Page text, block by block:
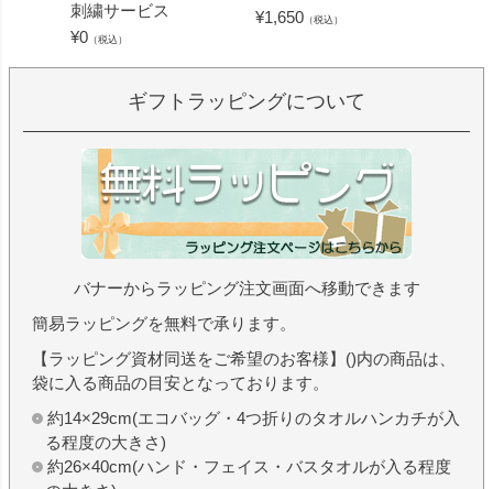
刺繍サービス
¥0 （税込）
¥1,650 （税込）
ギフトラッピングについて
バナーからラッピング注文画面へ移動できます
簡易ラッピングを無料で承ります。
【ラッピング資材同送をご希望のお客様】()内の商品は、
袋に入る商品の目安となっております。
約14×29cm(エコバッグ・4つ折りのタオルハンカチが入
る程度の大きさ)
約26×40cm(ハンド・フェイス・バスタオルが入る程度